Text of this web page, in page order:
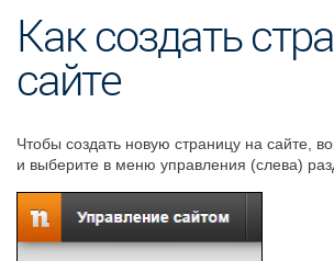
Как создать
сайте
Чтобы создать новую страницу на сайте,
и выберите в меню управления (слева)